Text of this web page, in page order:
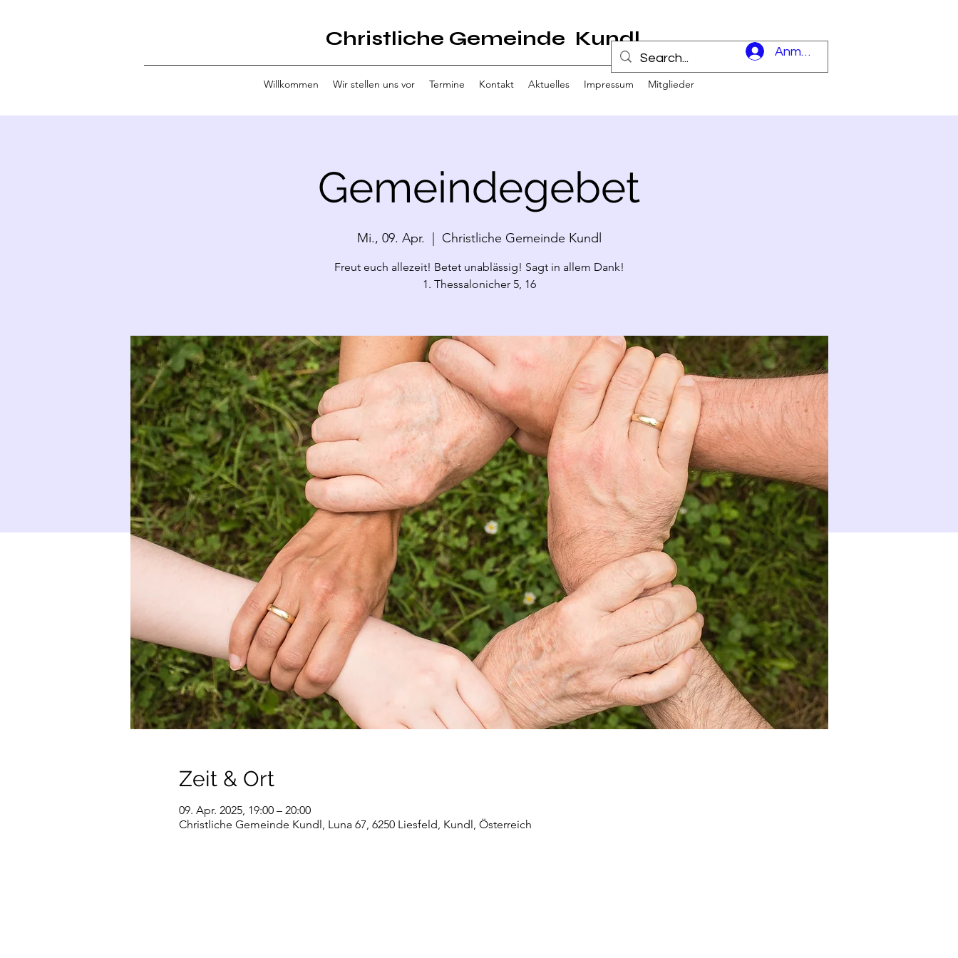
Christliche Gemeinde Kundl
Anmelden
Willkommen Wir stellen uns vor Termine Kontakt Aktuelles Impressum Mitglieder
Gemeindegebet
Mi., 09. Apr. Christliche Gemeinde Kundl
Freut euch allezeit! Betet unablässig! Sagt in allem Dank!
1. Thessalonicher 5, 16
Zeit & Ort
09. Apr. 2025, 19:00 – 20:00
Christliche Gemeinde Kundl, Luna 67, 6250 Liesfeld, Kundl, Österreich